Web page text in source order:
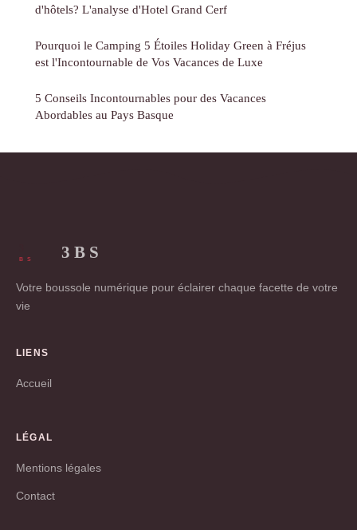
d'hôtels? L'analyse d'Hotel Grand Cerf
Pourquoi le Camping 5 Étoiles Holiday Green à Fréjus
est l'Incontournable de Vos Vacances de Luxe
5 Conseils Incontournables pour des Vacances
Abordables au Pays Basque
3 B S
Votre boussole numérique pour éclairer chaque facette de votre
vie
LIENS
Accueil
LÉGAL
Mentions légales
Contact